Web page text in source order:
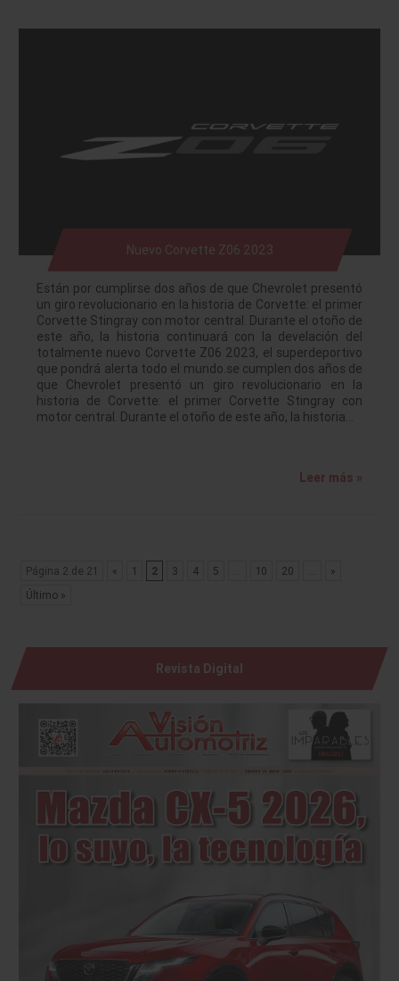
Nuevo Corvette Z06 2023
Están por cumplirse dos años de que Chevrolet presentó
un giro revolucionario en la historia de Corvette: el primer
Corvette Stingray con motor central. Durante el otoño de
este año, la historia continuará con la develación del
totalmente nuevo Corvette Z06 2023, el superdeportivo
que pondrá alerta todo el mundo.se cumplen dos años de
que Chevrolet presentó un giro revolucionario en la
historia de Corvette: el primer Corvette Stingray con
motor central. Durante el otoño de este año, la historia…
Leer más »
Página 2 de 21 « 1 2 3 4 5 10 20
»
Último »
Revista Digital